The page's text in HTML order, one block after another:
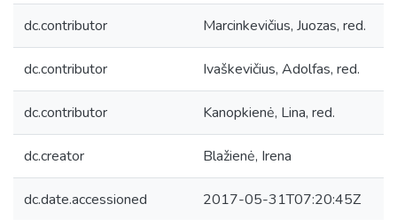
dc.contributor Marcinkevičius, Juozas, red.
dc.contributor Ivaškevičius, Adolfas, red.
dc.contributor Kanopkienė, Lina, red.
dc.creator Blažienė, Irena
dc.date.accessioned 2017-05-31T07:20:45Z